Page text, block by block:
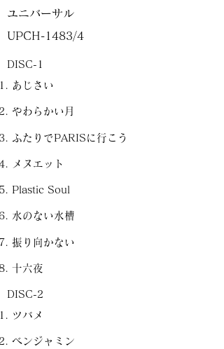
DISC-1
あじさい
やわらかい月
ふたりでPARISに行こう
メヌエット
Plastic Soul
水のない水槽
振り向かない
十六夜
DISC-2
ツバメ
ベンジャミン
ユニバーサル
UPCH-1483/4